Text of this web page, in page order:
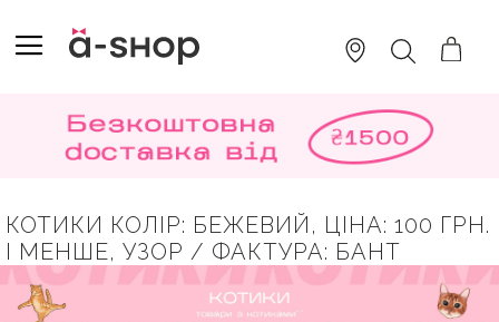
TO
CONTENT
ПОШУК
КОТИКИ КОЛІР: БЕЖЕВИЙ, ЦІНА: 100 ГРН.
І МЕНШЕ, УЗОР / ФАКТУРА: БАНТ